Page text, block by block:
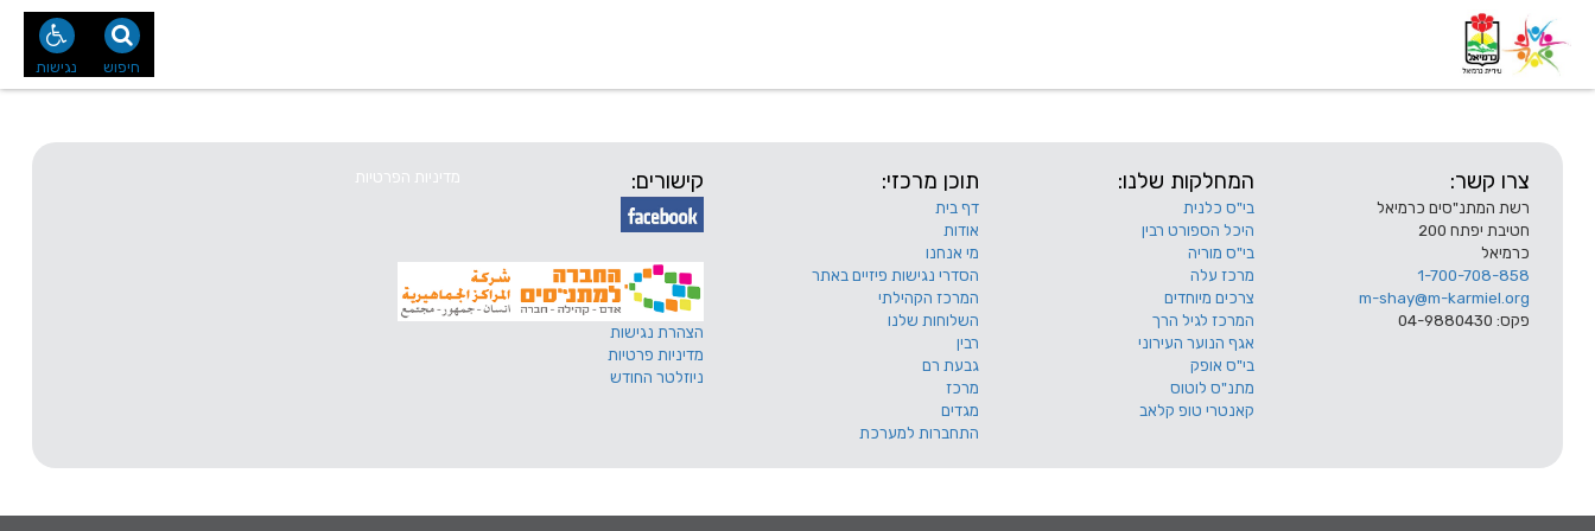
נגישות חיפוש
צרו קשר:
רשת המתנ"סים כרמיאל
חטיבת יפתח 200
כרמיאל
1-700-708-858
m-shay@m-karmiel.org
פקס: 04-9880430
המחלקות שלנו:
בי"ס כלנית
היכל הספורט רבין
בי"ס מוריה
מרכז עלה
צרכים מיוחדים
המרכז לגיל הרך
אגף הנוער העירוני
בי"ס אופק
מתנ"ס לוטוס
קאנטרי טופ קלאב
תוכן מרכזי:
דף בית
אודות
מי אנחנו
הסדרי נגישות פיזיים באתר
המרכז הקהילתי
השלוחות שלנו
רבין
גבעת רם
מרכז
מגדים
התחברות למערכת
קישורים:
הצהרת נגישות
מדיניות פרטיות
ניוזלטר החודש
מדיניות הפרטיות